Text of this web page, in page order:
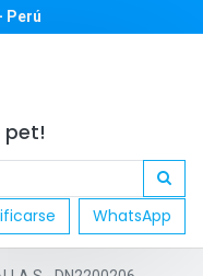
Perú
pet!
WhatsApp